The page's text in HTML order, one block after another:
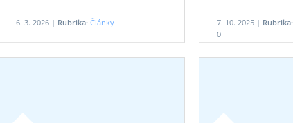
6. 3. 2026 | Rubrika: Články 7. 10. 2025 | Rubrika:
0